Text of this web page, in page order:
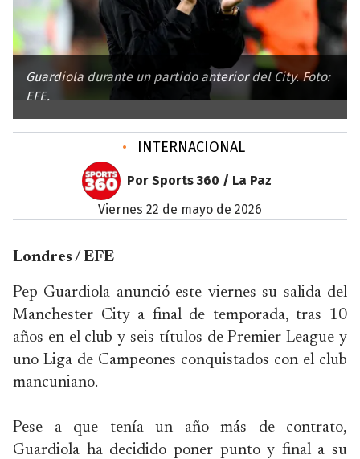
Guardiola durante un partido anterior del City. Foto:
EFE.
• INTERNACIONAL
Por Sports 360 / La Paz
viernes 22 de mayo de 2026
Londres / EFE
Pep Guardiola anunció este viernes su salida del
Manchester City a final de temporada, tras 10
años en el club y seis títulos de Premier League y
uno Liga de Campeones conquistados con el club
mancuniano.
Pese a que tenía un año más de contrato,
Guardiola ha decidido poner punto y final a su